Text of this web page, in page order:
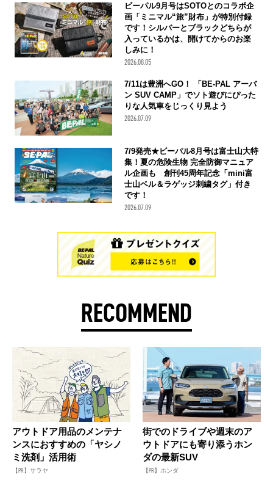
ビーパル9月号はSOTOとのコラボ企
画「ミニマル“旅”財布」が特別付録
です！シルバーとブラックどちらが
入っているかは、開けてからのお楽
しみに！
2026.08.05
7/11は豊洲へGO！ 「BE-PAL アーバ
ン SUV CAMP」でソト遊びにぴった
りな人気車をじっくり見よう
2026.07.09
7/9発売★ビーパル8月号は富士山大特
集！夏の危険生物 完全防御マニュア
ル企画も 創刊45周年記念「mini富
士山ベル＆ラゲッジ刺繍タグ」付き
です！
2026.07.09
RECOMMEND
アウトドア用品のメンテナ
ンスにおすすめの「ヤシノ
ミ洗剤」活用術
【PR】サラヤ
街でのドライブや週末のア
ウトドアにも寄り添うホン
ダの最新SUV
【PR】ホンダ